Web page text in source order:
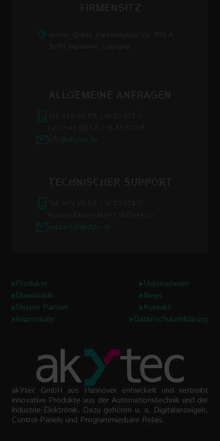
info@akytec.de
support@akytec.de
Produkte
Unternehmen
Downloads
News
Unsere Partner
Kontakt
Impressum
Datenschutzerklärung
akYtec GmbH aus Hannover entwickelt und vertreibt
innovative Produkte aus der Automationstechnik und der
lndustrie-Elektronik. Dazu gehören u. a. Digitalanzeigen,
Control-Panels und Programmierbare Relais.